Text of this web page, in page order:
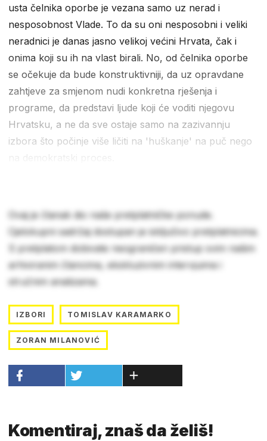
usta čelnika oporbe je vezana samo uz nerad i
nesposobnost Vlade. To da su oni nesposobni i veliki
neradnici je danas jasno velikoj većini Hrvata, čak i
onima koji su ih na vlast birali. No, od čelnika oporbe
se očekuje da bude konstruktivniji, da uz opravdane
zahtjeve za smjenom nudi konkretna rješenja i
programe, da predstavi ljude koji će voditi njegovu
Hrvatsku, a ne da sve ostaje samo na zazivannju
izbora što počinje više ličiti na 'huškanje' na puč nego
Ovaj je članak dio naše pretplatničke ponude.
Cjelokupni sadržaj dostupan je isključivo pretplatnicima.
S pretplatom dobivate neograničen pristup svim našim
arhiviranim člancima, ekskluzivnim intervjuima i
stručnim analizama.
IZBORI TOMISLAV KARAMARKO
ZORAN MILANOVIĆ
Komentiraj, znaš da želiš!